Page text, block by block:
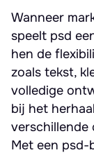
Wanneer
speelt psd
hen de
zoals tekst,
volledige
bij het
verschillende
Met een psd-